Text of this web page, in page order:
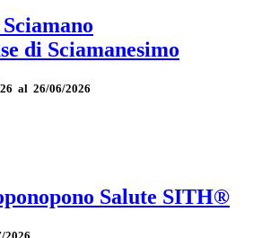
di Sciamanesimo
al 26/06/2026
Salute SITH®